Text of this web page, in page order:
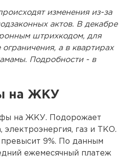
изменения из-за
актов. В декабре
штрихкодом, для
а в квартирах
Подробности - в
на ЖКУ
на ЖКУ. Подорожает
электроэнергия, газ и ТКО.
9%. По данным
ежемесячный платеж